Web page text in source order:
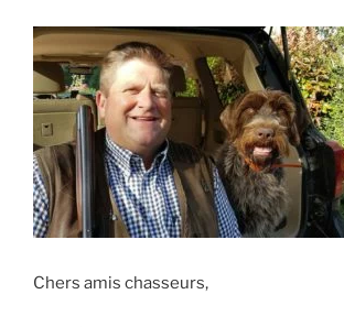
Chers amis chasseurs,